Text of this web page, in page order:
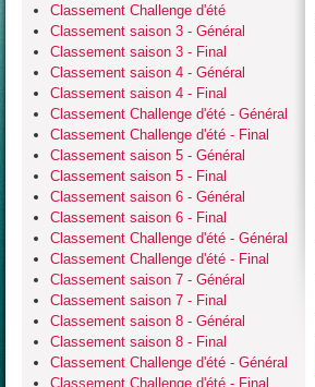
Classement Challenge d'été
Classement saison 3 - Général
Classement saison 3 - Final
Classement saison 4 - Général
Classement saison 4 - Final
Classement Challenge d'été - Général
Classement Challenge d'été - Final
Classement saison 5 - Général
Classement saison 5 - Final
Classement saison 6 - Général
Classement saison 6 - Final
Classement Challenge d'été - Général
Classement Challenge d'été - Final
Classement saison 7 - Général
Classement saison 7 - Final
Classement saison 8 - Général
Classement saison 8 - Final
Classement Challenge d'été - Général
Classement Challenge d'été - Final